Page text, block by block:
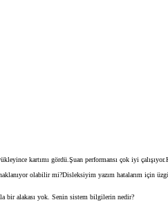
kartımı gördü.Şuan performansı çok iyi
olabilir mi?Disleksiyim yazım hatalarım için
bir alakası yok. Senin sistem bilgilerin nedir?